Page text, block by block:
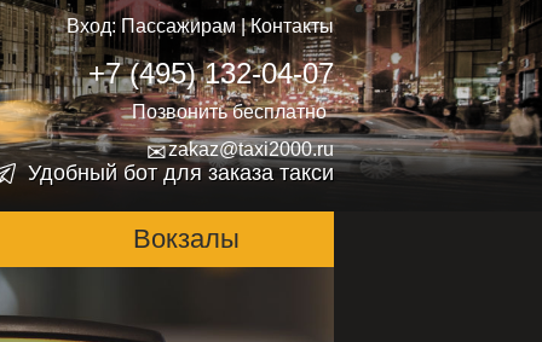
Вход: Пассажирам|Контакты
+7 (495) 132-04-07
Позвонить бесплатно
✉zakaz@taxi2000.ru
Удобный бот для заказа такси
Вокзалы